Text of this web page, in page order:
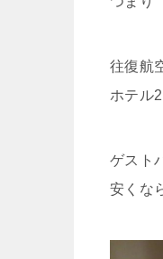
往復航
ホテル
ゲスト
安くな